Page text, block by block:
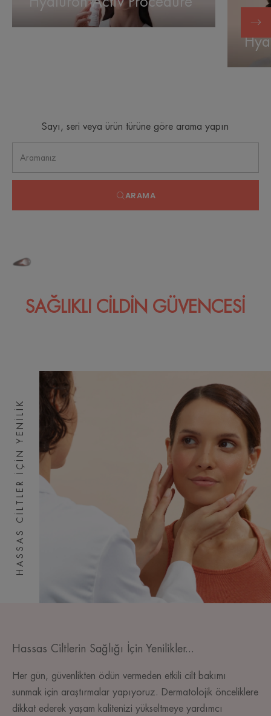
Procedure
Sayı, seri veya ürün türüne göre arama yapın
ARAMA
SAĞLIKLI CİLDİN GÜVENCESİ
HASSAS CILTLER IÇIN YENILIK
Hassas Ciltlerin Sağlığı İçin Yenilikler...
Her gün, güvenlikten ödün vermeden etkili cilt bakımı
sunmak için araştırmalar yapıyoruz. Dermatolojik önceliklere
dikkat ederek yaşam kalitenizi yükseltmeye yardımcı